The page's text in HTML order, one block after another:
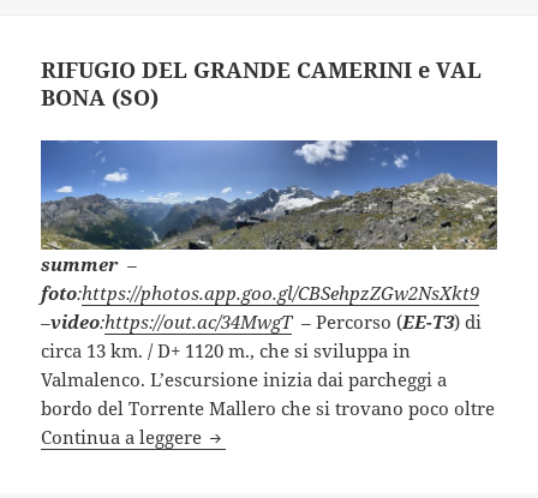
RIFUGIO DEL GRANDE CAMERINI e VAL
BONA (SO)
summer–
foto:https://photos.app.goo.gl/CBSehpzZGw2NsXkt9
–video:https://out.ac/34MwgT– Percorso (EE-T3) di
circa 13 km. / D+ 1120 m., che si sviluppa in
Valmalenco. L’escursione inizia dai parcheggi a
bordo del Torrente Mallero che si trovano poco oltre
Continua a leggere RIFUGIO DEL GRANDE CAMERINI e